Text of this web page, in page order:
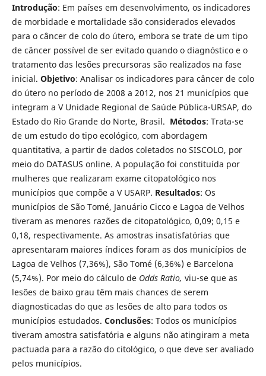
Introdução: Em países em desenvolvimento, os indicadores
de morbidade e mortalidade são considerados elevados
para o câncer de colo do útero, embora se trate de um tipo
de câncer possível de ser evitado quando o diagnóstico e o
tratamento das lesões precursoras são realizados na fase
inicial. Objetivo: Analisar os indicadores para câncer de colo
do útero no período de 2008 a 2012, nos 21 municípios que
integram a V Unidade Regional de Saúde Pública-URSAP, do
Estado do Rio Grande do Norte, Brasil. Métodos: Trata-se
de um estudo do tipo ecológico, com abordagem
quantitativa, a partir de dados coletados no SISCOLO, por
meio do DATASUS online. A população foi constituída por
mulheres que realizaram exame citopatológico nos
municípios que compõe a V USARP. Resultados: Os
municípios de São Tomé, Januário Cicco e Lagoa de Velhos
tiveram as menores razões de citopatológico, 0,09; 0,15 e
0,18, respectivamente. As amostras insatisfatórias que
apresentaram maiores índices foram as dos municípios de
Lagoa de Velhos (7,36%), São Tomé (6,36%) e Barcelona
(5,74%). Por meio do cálculo de Odds Ratio, viu-se que as
lesões de baixo grau têm mais chances de serem
diagnosticadas do que as lesões de alto para todos os
municípios estudados. Conclusões: Todos os municípios
tiveram amostra satisfatória e alguns não atingiram a meta
pactuada para a razão do citológico, o que deve ser avaliado
pelos municípios.